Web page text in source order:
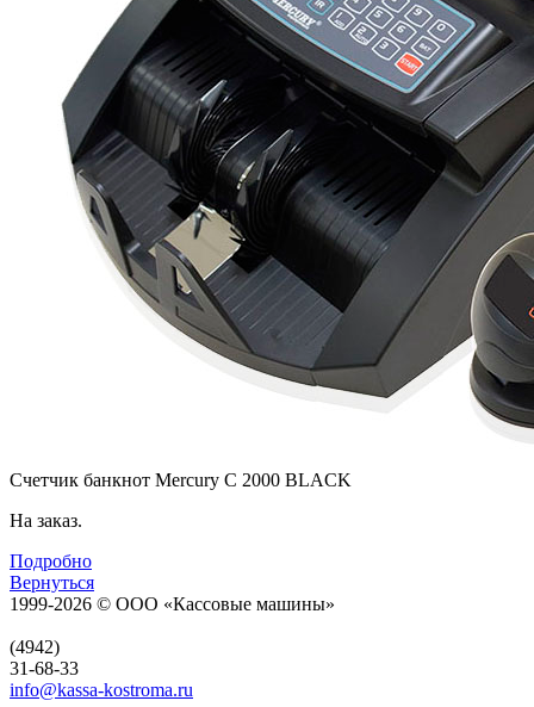
Счетчик банкнот Mercury C 2000 BLACK
На заказ.
Подробно
Вернуться
1999-2026 © ООО «Кассовые машины»
(4942)
31-68-33
info@kassa-kostroma.ru